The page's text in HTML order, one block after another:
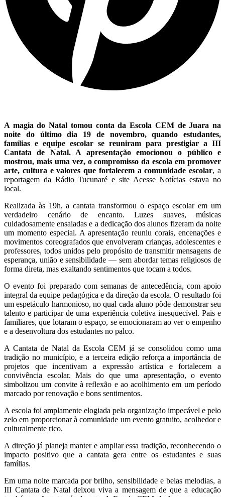
A magia do Natal tomou conta da Escola CEM de Juara na
noite do último dia 19 de novembro, quando estudantes,
famílias e equipe escolar se reuniram para prestigiar a III
Cantata de Natal. A apresentação emocionou o público e
mostrou, mais uma vez, o compromisso da escola em promover
arte, cultura e valores que fortalecem a comunidade escolar, a
reportagem da Rádio Tucunaré e site Acesse Notícias estava no
local.
Realizada às 19h, a cantata transformou o espaço escolar em um
verdadeiro cenário de encanto. Luzes suaves, músicas
cuidadosamente ensaiadas e a dedicação dos alunos fizeram da noite
um momento especial. A apresentação reuniu corais, encenações e
movimentos coreografados que envolveram crianças, adolescentes e
professores, todos unidos pelo propósito de transmitir mensagens de
esperança, união e sensibilidade — sem abordar temas religiosos de
forma direta, mas exaltando sentimentos que tocam a todos.
O evento foi preparado com semanas de antecedência, com apoio
integral da equipe pedagógica e da direção da escola. O resultado foi
um espetáculo harmonioso, no qual cada aluno pôde demonstrar seu
talento e participar de uma experiência coletiva inesquecível. Pais e
familiares, que lotaram o espaço, se emocionaram ao ver o empenho
e a desenvoltura dos estudantes no palco.
A Cantata de Natal da Escola CEM já se consolidou como uma
tradição no município, e a terceira edição reforça a importância de
projetos que incentivam a expressão artística e fortalecem a
convivência escolar. Mais do que uma apresentação, o evento
simbolizou um convite à reflexão e ao acolhimento em um período
marcado por renovação e bons sentimentos.
A escola foi amplamente elogiada pela organização impecável e pelo
zelo em proporcionar à comunidade um evento gratuito, acolhedor e
culturalmente rico.
A direção já planeja manter e ampliar essa tradição, reconhecendo o
impacto positivo que a cantata gera entre os estudantes e suas
famílias.
Em uma noite marcada por brilho, sensibilidade e belas melodias, a
III Cantata de Natal deixou viva a mensagem de que a educação